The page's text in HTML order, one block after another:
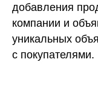
добавления
компании и
уникальных
с покупателями.